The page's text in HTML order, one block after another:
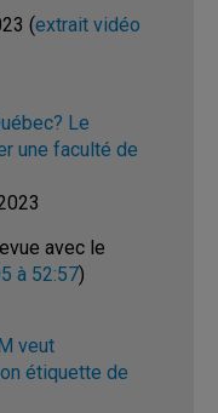
(extrait vidéo
Le
une faculté de
avec le
à 52:57)
veut
étiquette de